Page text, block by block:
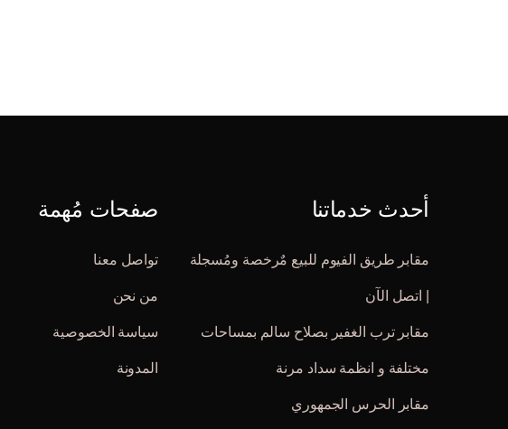
أحدث خدماتنا
مقابر طريق الفيوم للبيع مٌرخصة ومُسجلة
| اتصل الآن
مقابر ترب الغفير بصلاح سالم بمساحات
مختلفة و انظمة سداد مرنة
مقابر الحرس الجمهوري
صفحات مُهمة
تواصل معنا
من نحن
سياسة الخصوصية
المدونة